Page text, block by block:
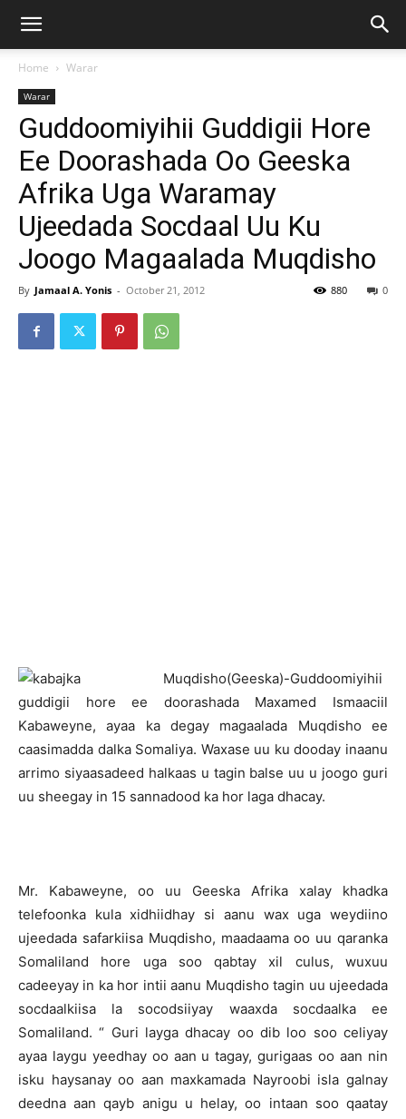
Home Warar
Warar
Guddoomiyihii Guddigii Hore
Ee Doorashada Oo Geeska
Afrika Uga Waramay
Ujeedada Socdaal Uu Ku
Joogo Magaalada Muqdisho
By Jamaal A. Yonis - October 21, 2012 0
880
Muqdisho(Geeska)-Guddoomiyihii
guddigii hore ee doorashada Maxamed Ismaaciil
Kabaweyne, ayaa ka degay magaalada Muqdisho ee
caasimadda dalka Somaliya. Waxase uu ku dooday inaanu
arrimo siyaasadeed halkaas u tagin balse uu u joogo guri
uu sheegay in 15 sannadood ka hor laga dhacay.
Mr. Kabaweyne, oo uu Geeska Afrika xalay khadka
telefoonka kula xidhiidhay si aanu wax uga weydiino
ujeedada safarkiisa Muqdisho, maadaama oo uu qaranka
Somaliland hore uga soo qabtay xil culus, wuxuu
cadeeyay in ka hor intii aanu Muqdisho tagin uu ujeedada
socdaalkiisa la socodsiiyay waaxda socdaalka ee
Somaliland. “ Guri layga dhacay oo dib loo soo celiyay
ayaa laygu yeedhay oo aan u tagay, gurigaas oo aan nin
isku haysanay oo aan maxkamada Nayroobi isla galnay
deedna aan qayb anigu u helay, oo intaan soo qaatay